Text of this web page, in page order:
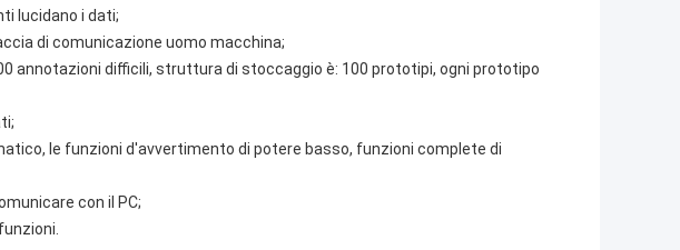
lucidano i dati;
di comunicazione uomo macchina;
annotazioni difficili, struttura di stoccaggio è: 100 prototipi, ogni prototipo
le funzioni d'avvertimento di potere basso, funzioni complete di
con il PC;